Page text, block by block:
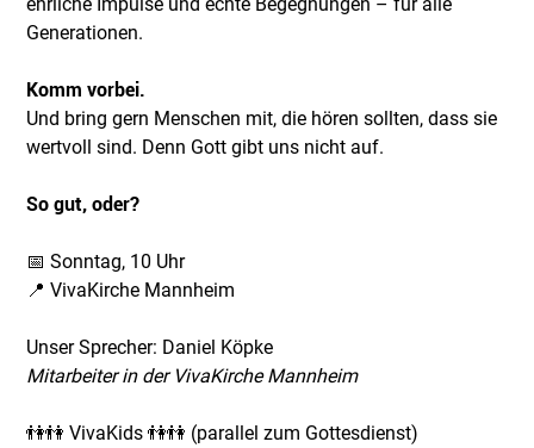
Generationen.
Komm vorbei.
Und bring gern Menschen mit, die hören sollten, dass sie
wertvoll sind. Denn Gott gibt uns nicht auf.
So gut, oder?
📅 Sonntag, 10 Uhr
📍 VivaKirche Mannheim
Unser Sprecher: Daniel Köpke
Mitarbeiter in der VivaKirche Mannheim
👫👫 VivaKids 👫👫 (parallel zum Gottesdienst)